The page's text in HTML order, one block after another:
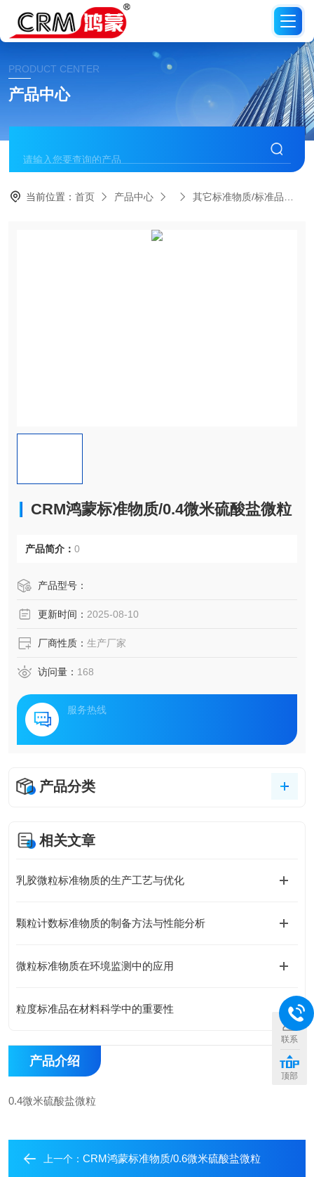
PRODUCT CENTER
产品中心
当前位置：首页 产品中心 其它标准物质/标准品
CRM鸿蒙标准物质/0.4微米硫酸盐微粒
产品简介： 0
产品型号：
更新时间： 2025-08-10
厂商性质： 生产厂家
访问量： 168
服务热线
产品分类
相关文章
乳胶微粒标准物质的生产工艺与优化
颗粒计数标准物质的制备方法与性能分析
微粒标准物质在环境监测中的应用
粒度标准品在材料科学中的重要性
产品介绍
0.4微米硫酸盐微粒
上一个： CRM鸿蒙标准物质/0.6微米硫酸盐微粒
联系
顶部